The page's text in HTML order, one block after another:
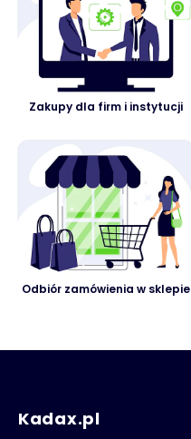
Zakupy dla firm i instytucji
Odbiór zamówienia w sklepie
Kadax.pl